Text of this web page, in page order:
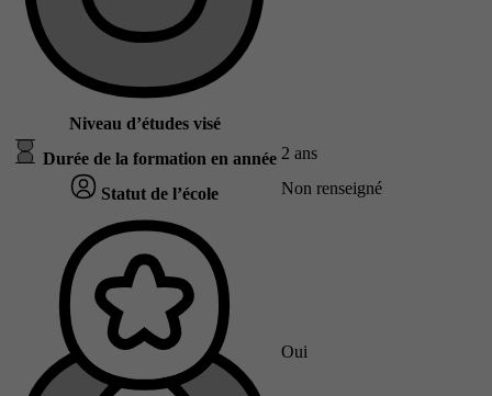
Niveau d’études visé
Durée de la formation en année 2 ans
Statut de l’école Non renseigné
Oui